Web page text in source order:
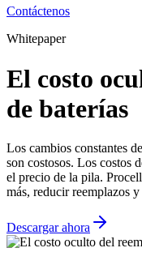
Contáctenos
Whitepaper
El costo
de baterías
Los cambios constantes
son costosos. Los costos
el precio de la pila.
más, reducir reemplazos
Descargar ahora